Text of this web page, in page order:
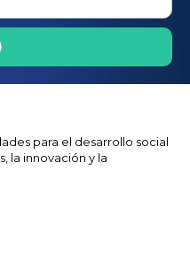
para el desarrollo social
la innovación y la